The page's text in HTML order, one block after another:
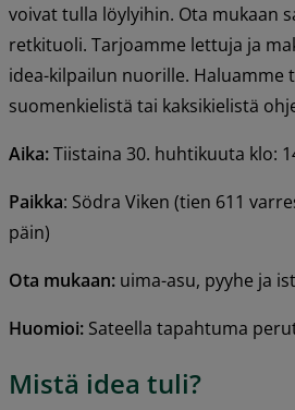
voivat tulla löylyihin. Ota mukaan
retkituoli. Tarjoamme lettuja ja
idea-kilpailun nuorille. Haluamme
suomenkielistä tai kaksikielistä
Aika: Tiistaina 30. huhtikuuta klo:
Paikka: Södra Viken (tien 611
päin)
Ota mukaan: uima-asu, pyyhe ja
Huomioi: Sateella tapahtuma
Mistä idea tuli?